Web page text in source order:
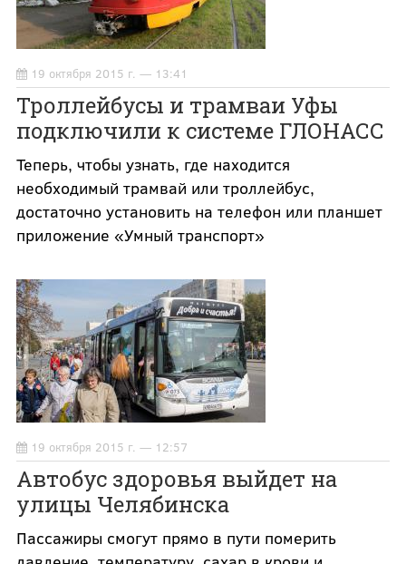
19 октября 2015 г. — 13:41
Троллейбусы и трамваи Уфы
подключили к системе ГЛОНАСС
Теперь, чтобы узнать, где находится
необходимый трамвай или троллейбус,
достаточно установить на телефон или планшет
приложение «Умный транспорт»
19 октября 2015 г. — 12:57
Автобус здоровья выйдет на
улицы Челябинска
Пассажиры смогут прямо в пути померить